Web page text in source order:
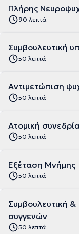
Πλήρης
90 λεπτά
Συμβουλευτική
50 λεπτά
Αντιμετώπιση
50 λεπτά
Ατομική
50 λεπτά
Εξέταση Μνήμης
50 λεπτά
Συμβουλευτική
συγγενών
50 λεπτά